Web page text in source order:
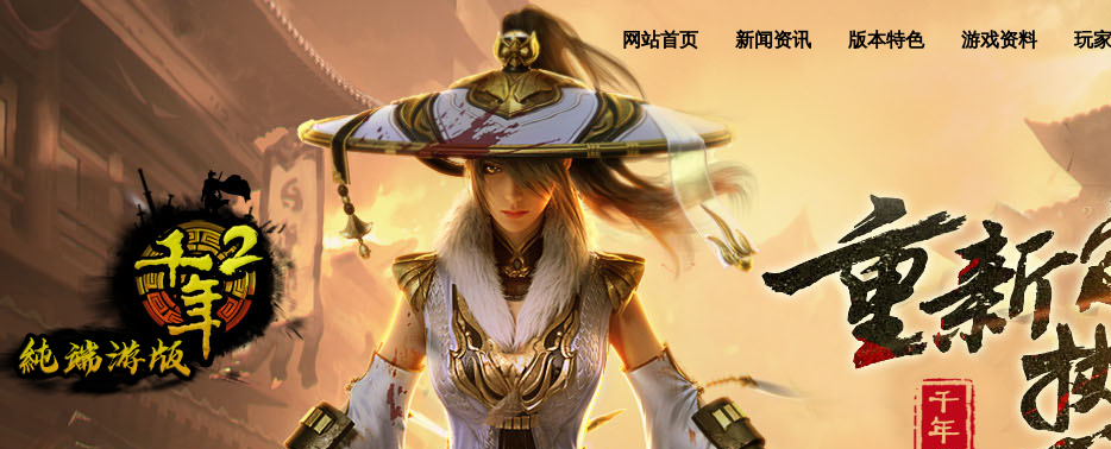
网站首页 新闻资讯 版本特色 游戏资料 玩